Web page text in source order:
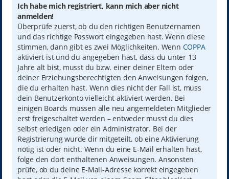
Ich habe mich registriert, kann mich aber nicht
anmelden!
Überprüfe zuerst, ob du den richtigen Benutzernamen
und das richtige Passwort eingegeben hast. Wenn diese
stimmen, dann gibt es zwei Möglichkeiten. Wenn COPPA
aktiviert ist und du angegeben hast, dass du unter 13
Jahre alt bist, musst du bzw. einer deiner Eltern oder
deiner Erziehungsberechtigten den Anweisungen folgen,
die du erhalten hast. Wenn dies nicht der Fall ist, muss
dein Benutzerkonto vielleicht aktiviert werden. Bei
einigen Boards müssen alle neu angemeldeten Mitglieder
erst freigeschaltet werden – entweder musst du dies
selbst erledigen oder ein Administrator. Bei der
Registrierung wurde dir mitgeteilt, ob eine Aktivierung
nötig ist oder nicht. Wenn du eine E-Mail erhalten hast,
folge den dort enthaltenen Anweisungen. Ansonsten
prüfe, ob du deine E-Mail-Adresse korrekt eingegeben